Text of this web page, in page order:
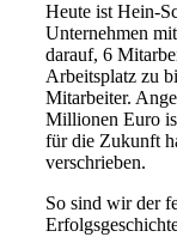
Heute ist Hein-
Unternehmen
darauf, 6
Arbeitsplatz zu
Mitarbeiter.
Millionen Euro
für die Zukunft
verschrieben.
So sind wir der